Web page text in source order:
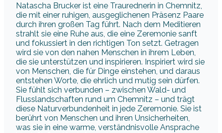
Natascha Brucker ist eine Traurednerin in Chemnitz,
die mit einer ruhigen, ausgeglichenen Präsenz Paare
durch ihren großen Tag führt. Nach dem Meditieren
strahlt sie eine Ruhe aus, die eine Zeremonie sanft
und fokussiert in den richtigen Ton setzt. Getragen
wird sie von den nahen Menschen in ihrem Leben,
die sie unterstützen und inspirieren. Inspiriert wird sie
von Menschen, die für Dinge einstehen, und daraus
entstehen Worte, die ehrlich und mutig sein dürfen.
Sie fühlt sich verbunden – zwischen Wald- und
Flusslandschaften rund um Chemnitz – und trägt
diese Naturverbundenheit in jede Zeremonie. Sie ist
berührt von Menschen und ihren Unsicherheiten,
was sie in eine warme, verständnisvolle Ansprache